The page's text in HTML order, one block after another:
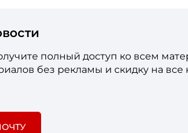
полный доступ ко всем
без рекламы и скидку на все